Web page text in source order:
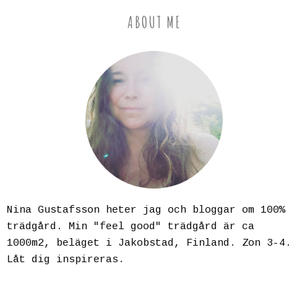
ABOUT ME
Nina Gustafsson heter jag och bloggar om 100%
trädgård. Min "feel good" trädgård är ca
1000m2, beläget i Jakobstad, Finland. Zon 3-4.
Låt dig inspireras.